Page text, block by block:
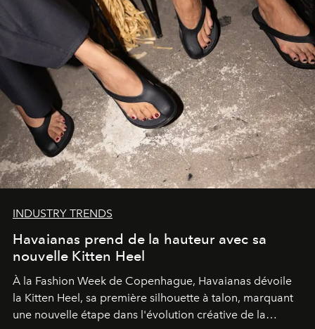
INDUSTRY TRENDS
Havaianas prend de la hauteur avec sa
nouvelle Kitten Heel
À la Fashion Week de Copenhague, Havaianas dévoile
la Kitten Heel, sa première silhouette à talon, marquant
une nouvelle étape dans l'évolution créative de la